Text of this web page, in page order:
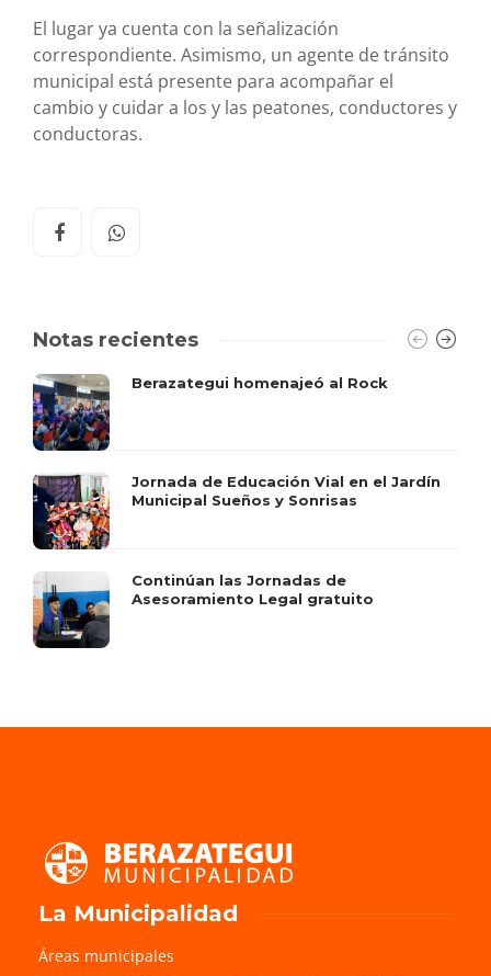
El lugar ya cuenta con la señalización
correspondiente. Asimismo, un agente de tránsito
municipal está presente para acompañar el
cambio y cuidar a los y las peatones, conductores y
conductoras.
Notas recientes
Berazategui homenajeó al Rock
Jornada de Educación Vial en el Jardín
Municipal Sueños y Sonrisas
Continúan las Jornadas de
Asesoramiento Legal gratuito
La Municipalidad
Áreas municipales